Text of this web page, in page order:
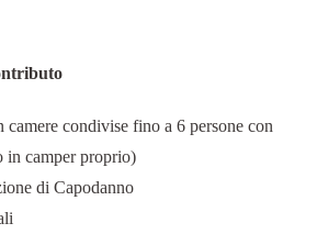
condivise fino a 6 persone con
in camper proprio)
di Capodanno